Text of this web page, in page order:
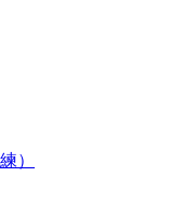
）